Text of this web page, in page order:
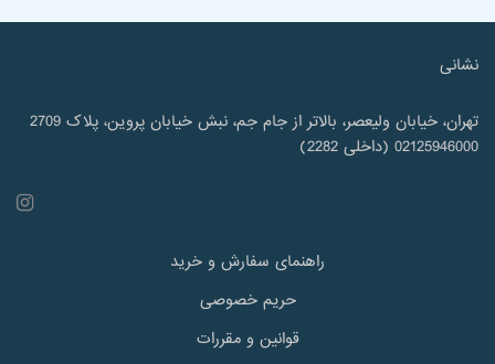
نشانی
تهران، خیابان ولیعصر، بالاتر از جام جم، نبش خیابان پروین، پلاک 2709
02125946000 (داخلی 2282)
راهنمای سفارش و خرید
حریم خصوصی
قوانین و مقررات